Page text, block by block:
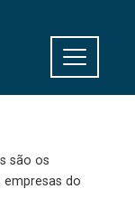
são os
do